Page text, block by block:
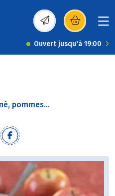
(s’ouvre dans une
Ouvert jusqu'à 19:00
pommes...